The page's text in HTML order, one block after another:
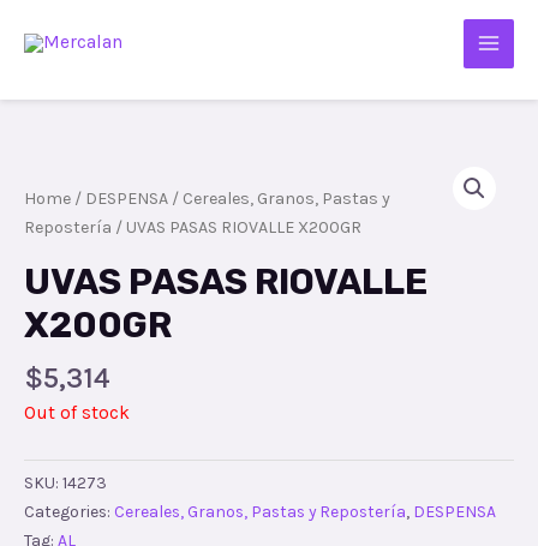
Home / DESPENSA / Cereales, Granos, Pastas y
Repostería / UVAS PASAS RIOVALLE X200GR
UVAS PASAS RIOVALLE
X200GR
$5,314
Out of stock
SKU: 14273
Categories: Cereales, Granos, Pastas y Repostería, DESPENSA
Tag: AL